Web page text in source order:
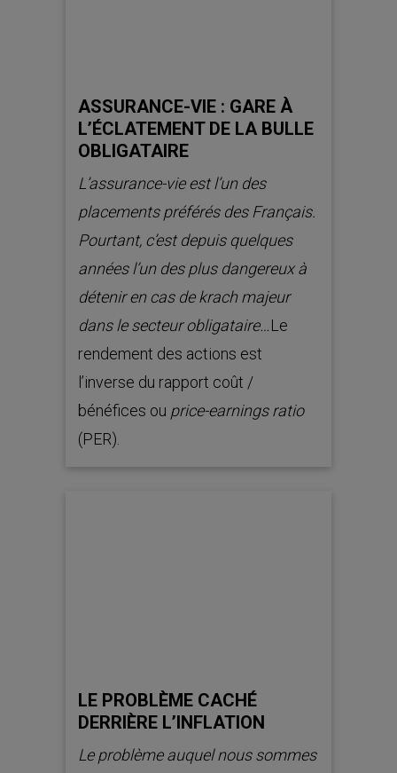
ASSURANCE-VIE : GARE À
L’ÉCLATEMENT DE LA BULLE
OBLIGATAIRE
L’assurance-vie est l’un des
placements préférés des Français.
Pourtant, c’est depuis quelques
années l’un des plus dangereux à
détenir en cas de krach majeur
dans le secteur obligataire…Le
rendement des actions est
l’inverse du rapport coût /
bénéfices ou price-earnings ratio
(PER).
LE PROBLÈME CACHÉ
DERRIÈRE L’INFLATION
Le problème auquel nous sommes